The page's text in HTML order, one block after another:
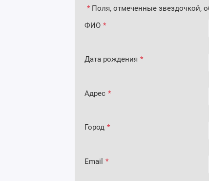
*Поля, отмеченные звездочкой,
ФИО *
Дата рождения *
Адрес *
Город *
Email *